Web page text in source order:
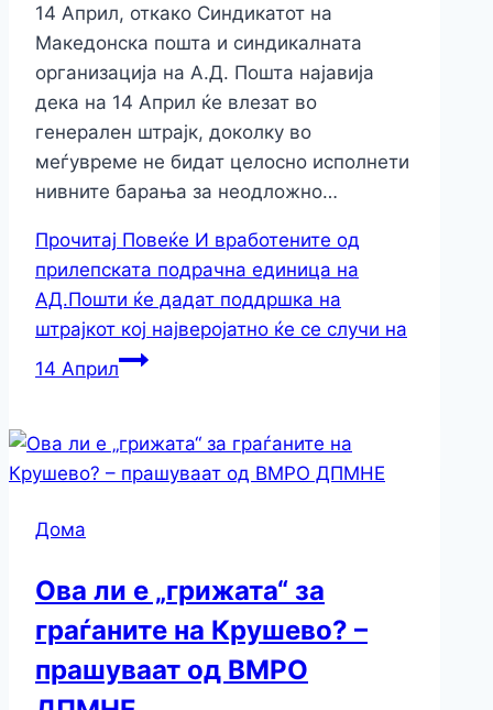
14 Април, откако Синдикатот на
Mакедонска пошта и синдикалната
организација на А.Д. Пошта најавија
дека на 14 Април ќе влезат во
генерален штрајк, доколку во
меѓувреме не бидат целосно исполнети
нивните барања за неодложно…
Прочитај Повеќе И вработените од
прилепската подрачна единица на
АД.Пошти ќе дадат поддршка на
штрајкот кој најверојатно ќе се случи на
14 Април
Дома
Ова ли е „грижата“ за
граѓаните на Крушево? –
прашуваат од ВМРО